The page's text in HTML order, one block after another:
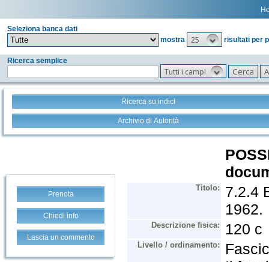
Seleziona banca dati
mostra
25 risultati per
Ricerca semplice
Tutti i campi
Ricerca su indici
Archivio di Autorità
Prenota
Chiedi info
Lascia un commento